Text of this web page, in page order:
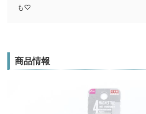
も♡
商品情報